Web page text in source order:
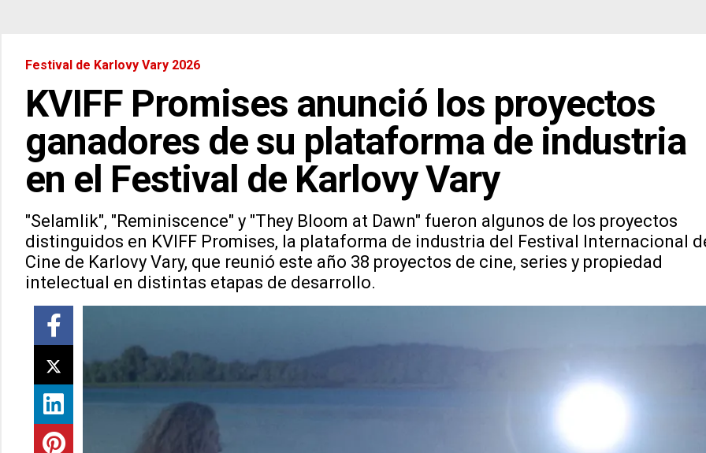
Festival de Karlovy Vary 2026
KVIFF Promises anunció los proyectos
ganadores de su plataforma de industria
en el Festival de Karlovy Vary
"Selamlik", "Reminiscence" y "They Bloom at Dawn" fueron algunos de los proyectos
distinguidos en KVIFF Promises, la plataforma de industria del Festival Internacional
Cine de Karlovy Vary, que reunió este año 38 proyectos de cine, series y propiedad
intelectual en distintas etapas de desarrollo.